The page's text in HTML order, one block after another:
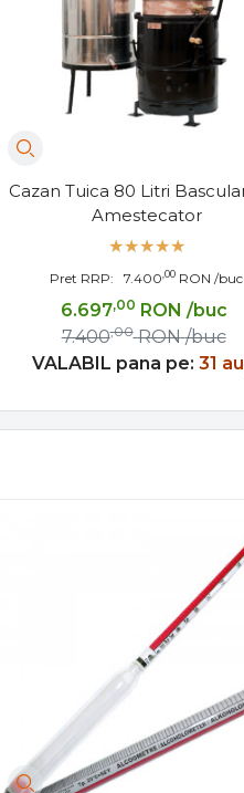
Cazan Tuica 80 Litri
Amestecator
Pret RRP: 7.400,00 RON /buc
6.697,00 RON /buc
7.400,00 RON /buc
VALABIL pana pe: 31